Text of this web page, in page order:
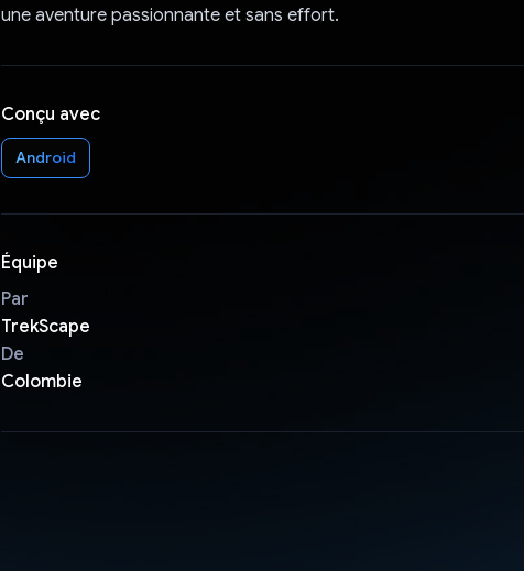
une aventure passionnante et sans effort.
Conçu avec
Android
Équipe
Par
TrekScape
De
Colombie